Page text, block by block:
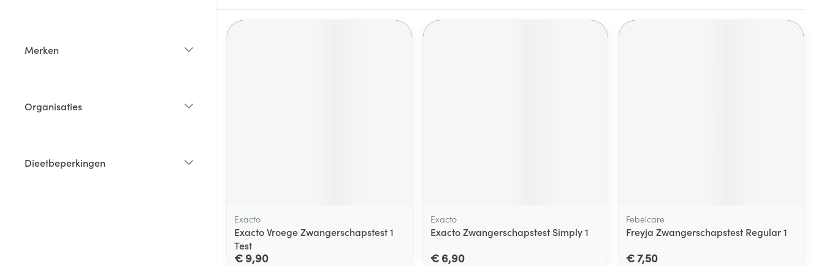
Merken
Organisaties
Dieetbeperkingen
Exacto
Exacto Vroege Zwangerschapstest 1
Test
€ 9,90
Exacto
Exacto Zwangerschapstest Simply 1
€ 6,90
Febelcare
Freyja Zwangerschapstest Regular 1
€ 7,50